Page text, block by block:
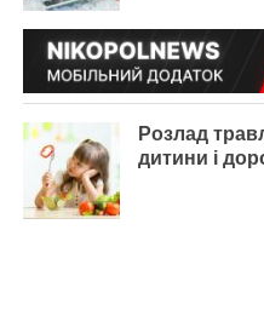
Розлад
дитини і